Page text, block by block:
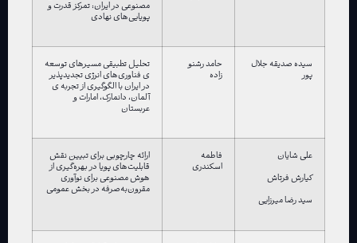
مصنوعی در ایران: تمرکز قدرت و
پویایی‌های نهادی
سیده صدیقه جلال
پور
حامد رشنو
زاده
تحلیل تطبیقی مسیرهای توسعه
ی فناوری‌های انرژی تجدیدپذیر
در ایران با الگوگیری از تجربه ی
آلمان، دانمارک، امارات و
عربستان
علی شایان
کیارش فرتاش
سید رضا میرزایی
فاطمه
اسکندری
ارائه چارچوبی برای تبیین نقش
قابلیت‌های پویا در بهره‌گیری از
هوش مصنوعی برای نوآوری
مقرون‌به‌صرفه در بخش عمومی